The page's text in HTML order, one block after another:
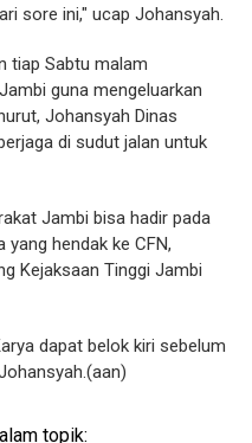
sore ini," ucap Johansyah.
tiap Sabtu malam
guna mengeluarkan
Johansyah Dinas
di sudut jalan untuk
Jambi bisa hadir pada
yang hendak ke CFN,
Kejaksaan Tinggi Jambi
dapat belok kiri sebelum
topik: